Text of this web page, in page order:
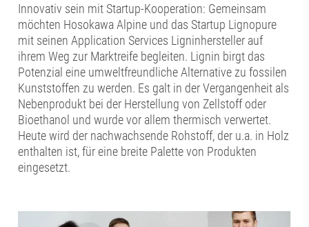
Innovativ sein mit Startup-Kooperation: Gemeinsam
möchten Hosokawa Alpine und das Startup Lignopure
mit seinen Application Services Ligninhersteller auf
ihrem Weg zur Marktreife begleiten. Lignin birgt das
Potenzial eine umweltfreundliche Alternative zu fossilen
Kunststoffen zu werden. Es galt in der Vergangenheit als
Nebenprodukt bei der Herstellung von Zellstoff oder
Bioethanol und wurde vor allem thermisch verwertet.
Heute wird der nachwachsende Rohstoff, der u.a. in Holz
enthalten ist, für eine breite Palette von Produkten
eingesetzt.